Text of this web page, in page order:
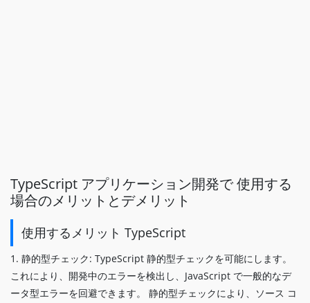
TypeScript アプリケーション開発で 使用する
場合のメリットとデメリット
使用するメリット TypeScript
1. 静的型チェック: TypeScript 静的型チェックを可能にします。
これにより、開発中のエラーを検出し、JavaScript で一般的なデ
ータ型エラーを回避できます。 静的型チェックにより、ソース コ